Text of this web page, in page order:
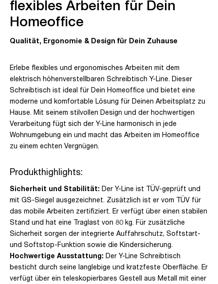
flexibles Arbeiten für Dein
Homeoffice
Qualität, Ergonomie & Design für Dein Zuhause
Erlebe flexibles und ergonomisches Arbeiten mit dem
elektrisch höhenverstellbaren Schreibtisch Y-Line. Dieser
Schreibtisch ist ideal für Dein Homeoffice und bietet eine
moderne und komfortable Lösung für Deinen Arbeitsplatz zu
Hause. Mit seinem stilvollen Design und der hochwertigen
Verarbeitung fügt sich der Y-Line harmonisch in jede
Wohnumgebung ein und macht das Arbeiten im Homeoffice
zu einem echten Vergnügen.
Produkthighlights:
Sicherheit und Stabilität: Der Y-Line ist TÜV-geprüft und
mit GS-Siegel ausgezeichnet. Zusätzlich ist er vom TÜV für
das mobile Arbeiten zertifiziert. Er verfügt über einen stabilen
Stand und hat eine Traglast von 80 kg. Für zusätzliche
Sicherheit sorgen der integrierte Auffahrschutz, Softstart-
und Softstop-Funktion sowie die Kindersicherung.
Hochwertige Ausstattung: Der Y-Line Schreibtisch
besticht durch seine langlebige und kratzfeste Oberfläche. Er
verfügt über ein teleskopierbares Gestell aus Metall mit einer